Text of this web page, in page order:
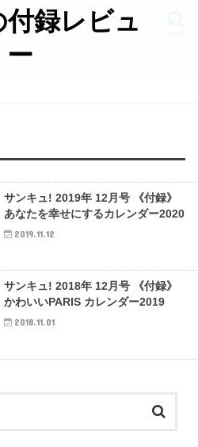
録レビュ
ー
サンキュ! 2019年 12月号 《付録》
あなたを幸せにするカレンダー2020
2019.11.12
サンキュ! 2018年 12月号 《付録》
かわいいPARIS カレンダー2019
2018.11.01